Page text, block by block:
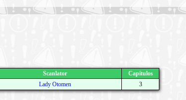
Scanlator
Capítulos
Lady Otomen
3